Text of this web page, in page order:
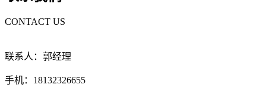
CONTACT US
联系人：郭经理
手机：18132326655